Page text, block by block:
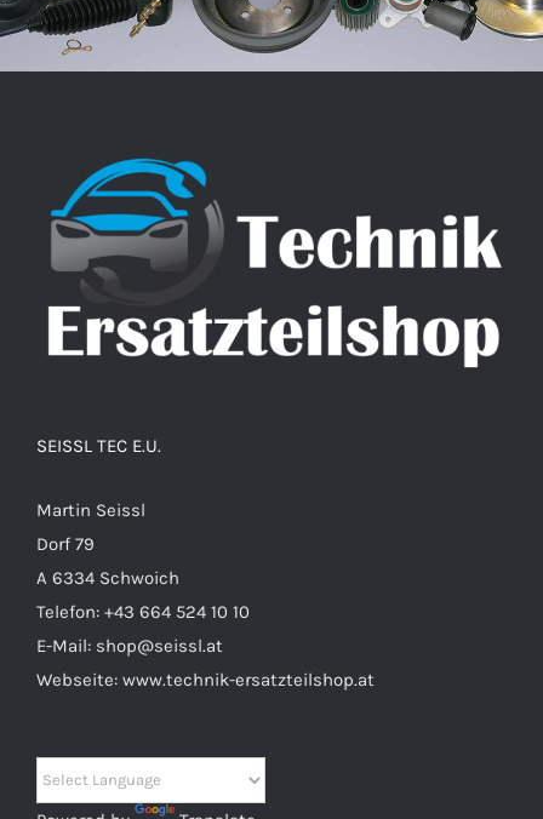
SEISSL TEC E.U.
Martin Seissl
Dorf 79
A 6334 Schwoich
Telefon: +43 664 524 10 10
E-Mail: shop@seissl.at
Webseite: www.technik-ersatzteilshop.at